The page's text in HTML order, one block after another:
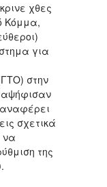
χθες
Κόμμα,
για
στην
σχετικά
να
της